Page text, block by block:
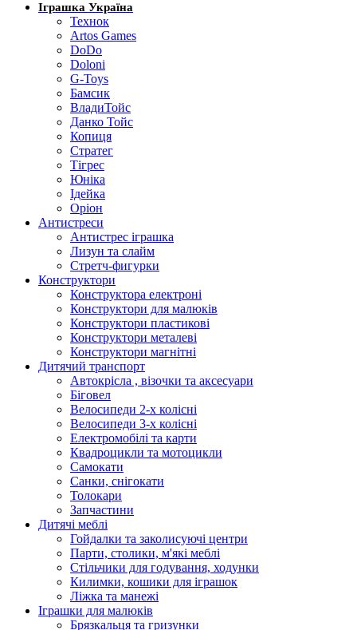
Іграшка Україна
Технок
Artos Games
DoDo
Doloni
G-Toys
Бамсик
ВладиТойс
Данко Тойс
Копиця
Стратег
Тігрес
Юніка
Ідейка
Оріон
Антистреси
Антистрес іграшка
Лизун та слайм
Стретч-фигурки
Конструктори
Конструктора електроні
Конструктори для малюків
Конструктори пластикові
Конструктори металеві
Конструктори магнітні
Дитячий транспорт
Автокрісла , візочки та аксесуари
Біговел
Велосипеди 2-х колісні
Велосипеди 3-х колісні
Електромобілі та карти
Квадроцикли та мотоцикли
Самокати
Санки, снігокати
Толокари
Запчастини
Дитячі меблі
Гойдалки та заколисуючі центри
Парти, столики, м'які меблі
Стільчики для годування, ходунки
Килимки, кошики для іграшок
Ліжка та манежі
Іграшки для малюків
Брязкальця та гризунки